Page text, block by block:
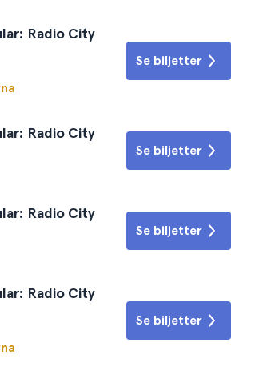
Radio City
Se biljetter
Radio City
Se biljetter
Radio City
Se biljetter
Radio City
Se biljetter